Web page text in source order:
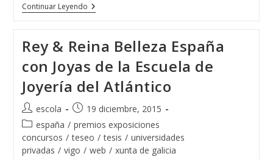
Continuar LeyendoEl
Colegio
De
Ponteareas
Y
La
Escuela
De
Joyería
Del
Atlántico
Juntos
Por
Un
Rey & Reina Belleza España
con Joyas de la Escuela de
Joyería del Atlántico
Autor
de
la
entrada:
escola
Publicación
de
la
entrada:
19 diciembre, 2015
Categoría
de
la
españa / premios exposiciones
concursos / teseo / tesis / universidades
privadas / vigo / web / xunta de galicia